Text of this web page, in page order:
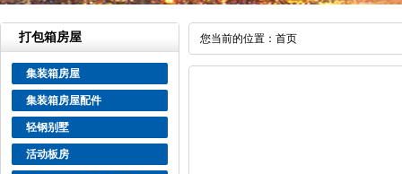
打包箱房屋
集装箱房屋
集装箱房屋配件
轻钢别墅
活动板房
您当前的位置： 首页